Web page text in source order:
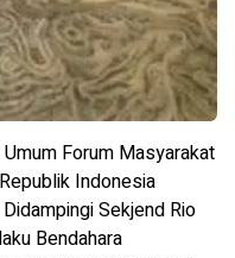
Forum Masyarakat
Indonesia
Sekjend Rio
Bendahara